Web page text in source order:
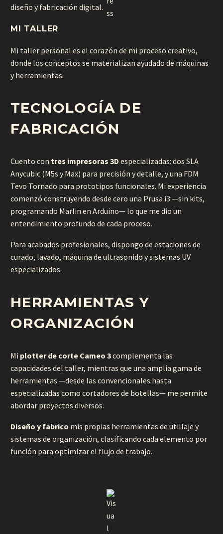
diseño y fabricación digital.
MI TALLER
Mi taller personal es el corazón de mi proceso creativo,
donde los conceptos se materializan ayudado de máquinas
y herramientas.
TECNOLOGÍA DE
FABRICACIÓN
Cuento con tres impresoras 3D especializadas: dos SLA
Anycubic (M5s y Max) para precisión y detalle, y una FDM
Tevo Tornado para prototipos funcionales. Mi experiencia
comenzó construyendo desde cero una Prusa i3 —sin kits,
programando Marlin en Arduino— lo que me dio un
entendimiento profundo de cada proceso.
Para acabados profesionales, dispongo de estaciones de
curado, lavado, máquina de ultrasonido y sistemas UV
especializados.
HERRAMIENTAS Y
ORGANIZACIÓN
Mi plotter de corte Cameo 3complementa las
capacidades del taller, mientras que una amplia gama de
herramientas —desde las convencionales hasta
especializadas como cortadores de botellas— me permite
abordar proyectos diversos.
Diseño y fabrico mis propias herramientas de utillaje y
sistemas de organización, clasificando cada elemento por
función para optimizar el flujo de trabajo.